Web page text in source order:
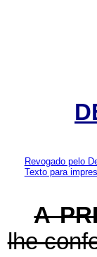
Revogado pelo
Texto para
A
lhe